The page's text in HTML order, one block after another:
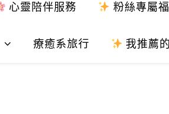
心靈陪伴服務 粉絲專屬
療癒系旅行 我推薦的